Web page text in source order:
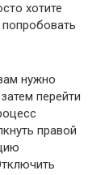
хотите
нужно
перейти
правой